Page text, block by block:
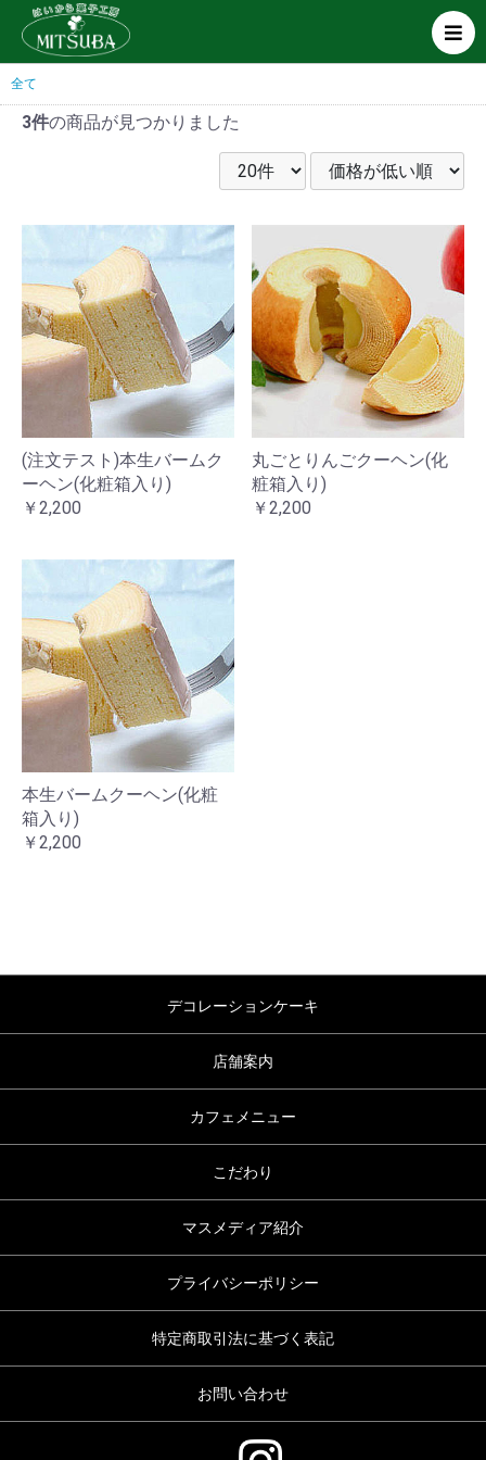
全て
3件の商品が見つかりました
(注文テスト)本生バームク
ーヘン(化粧箱入り)
￥2,200
丸ごとりんごクーヘン(化
粧箱入り)
￥2,200
本生バームクーヘン(化粧
箱入り)
￥2,200
デコレーションケーキ
店舗案内
カフェメニュー
こだわり
マスメディア紹介
プライバシーポリシー
特定商取引法に基づく表記
お問い合わせ